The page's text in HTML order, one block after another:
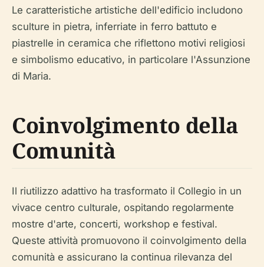
Le caratteristiche artistiche dell'edificio includono
sculture in pietra, inferriate in ferro battuto e
piastrelle in ceramica che riflettono motivi religiosi
e simbolismo educativo, in particolare l'Assunzione
di Maria.
Coinvolgimento della
Comunità
Il riutilizzo adattivo ha trasformato il Collegio in un
vivace centro culturale, ospitando regolarmente
mostre d'arte, concerti, workshop e festival.
Queste attività promuovono il coinvolgimento della
comunità e assicurano la continua rilevanza del